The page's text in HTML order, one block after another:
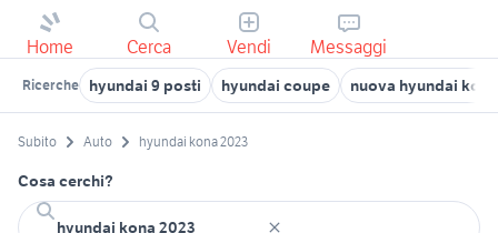
Home Cerca Vendi Messaggi
Ricerche hyundai 9 posti hyundai coupe nuova hyundai kona
Subito Auto hyundai kona 2023
Cosa cerchi?